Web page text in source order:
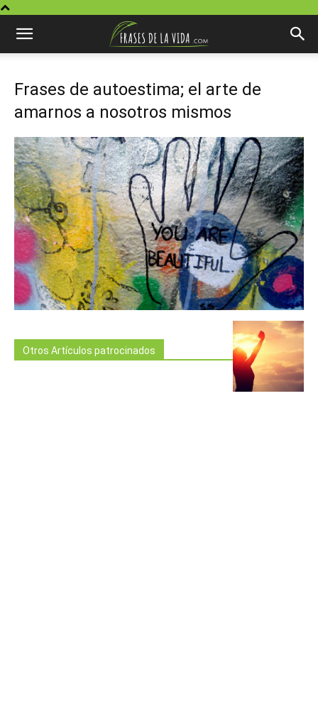
Frases de autoestima; el arte de
amarnos a nosotros mismos
Otros Artículos patrocinados